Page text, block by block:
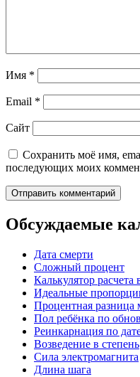
Имя *
Email *
Сайт
Сохранить моё имя,
последующих моих
Обсуждаемые
Дата смерти
Сложный процент
Калькулятор расчета
Идеальные
Процентная разница
Пол ребёнка по
Реинкарнация по
Возведение в степень
Сила электромагнита
Длина шага